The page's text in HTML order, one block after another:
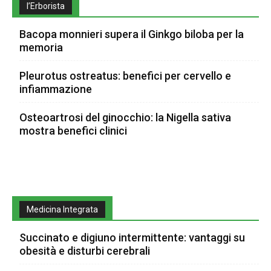
l’Erborista
Bacopa monnieri supera il Ginkgo biloba per la
memoria
Pleurotus ostreatus: benefici per cervello e
infiammazione
Osteoartrosi del ginocchio: la Nigella sativa
mostra benefici clinici
Medicina Integrata
Succinato e digiuno intermittente: vantaggi su
obesità e disturbi cerebrali